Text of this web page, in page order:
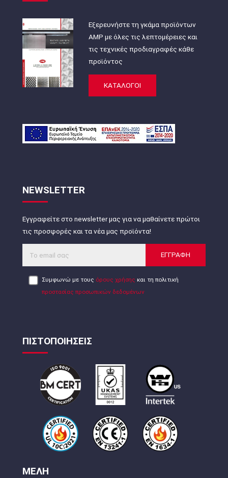
Εξερευνήστε τη γκάμα προϊόντων
AMP με όλες τις λεπτομέρειες και
τις τεχνικές προδιαγραφές κάθε
προϊόντος
ΚΑΤΑΛΟΓΟΙ
NEWSLETTER
Εγγραφείτε στο newsletter μας για να μαθαίνετε πρώτοι
τις προσφορές και τα νέα μας προϊόντα!
ΕΓΓΡΑΦΗ
Συμφωνώ με τους όρους χρήσης και τη πολιτική
προστασίας προσωπικών δεδομένων
ΠΙΣΤΟΠΟΙΗΣΕΙΣ
ΜΕΛΗ